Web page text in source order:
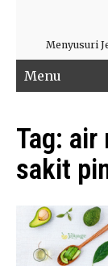
Menyusuri
Menu
Tag: air
sakit